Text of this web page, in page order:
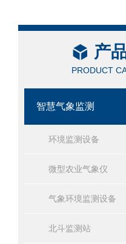
产
PRODUCT
智慧气象监测
环境监测设备
微型农业气象仪
气象环境监测设备
北斗监测站